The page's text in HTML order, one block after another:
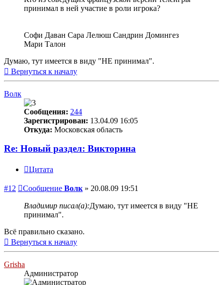
принимал в ней участие в роли игрока?
Софи Даван Сара Лелюш Сандрин Домингез
Мари Талон
Думаю, тут имеется в виду "НЕ принимал".
Вернуться к началу
Волк
Сообщения: 244
Зарегистрирован: 13.04.09 16:05
Откуда: Московская область
Re: Новый раздел: Викторина
Цитата
#12 Сообщение Волк » 20.08.09 19:51
Владимир писал(а):Думаю, тут имеется в виду "НЕ
принимал".
Всё правильно сказано.
Вернуться к началу
Grisha
Администратор